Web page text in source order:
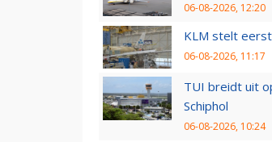
06-08-2026, 12:20
KLM stelt
06-08-2026, 11:17
TUI breidt uit
Schiphol
06-08-2026, 10:24